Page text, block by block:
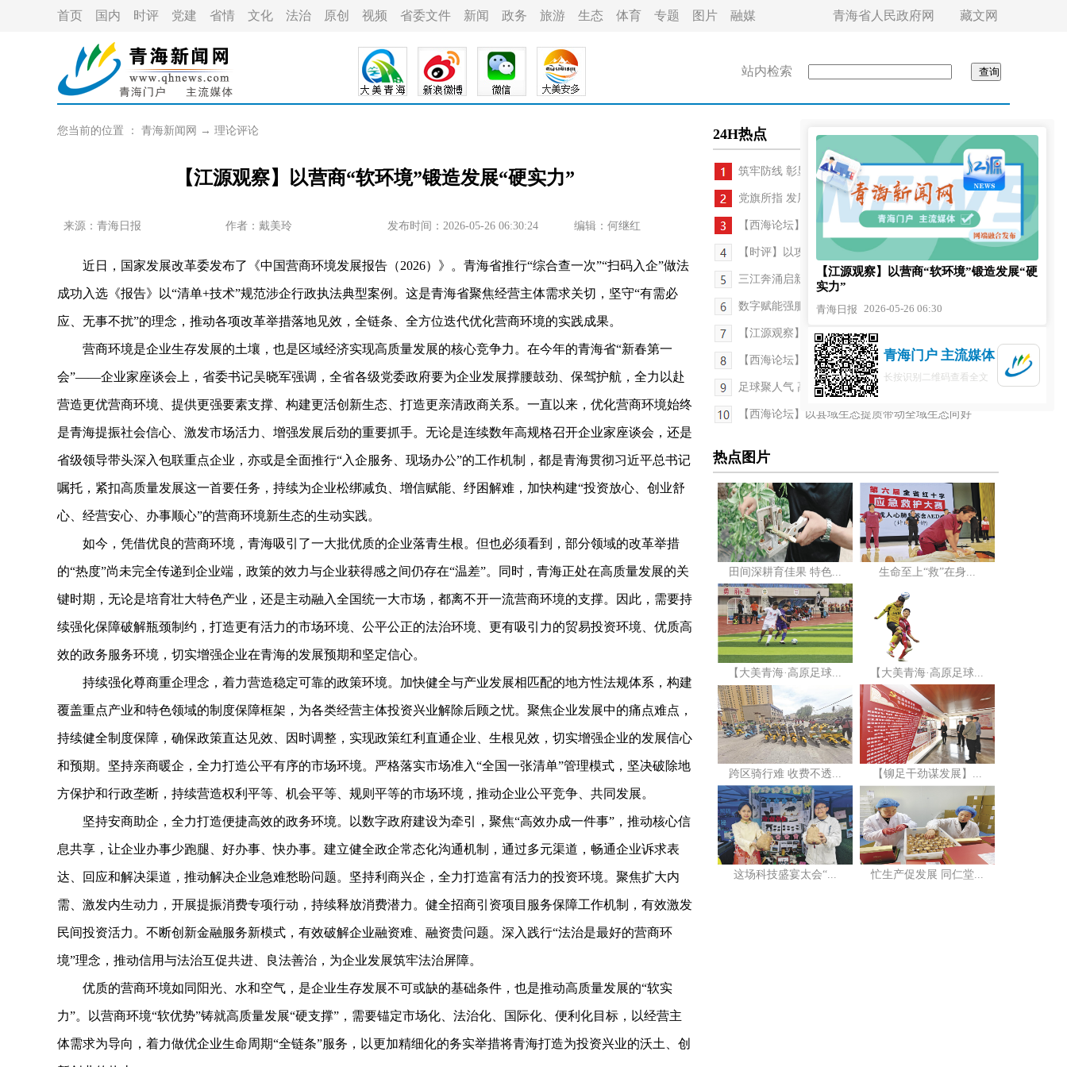
首页 国内 时评 党建 省情 文化 法治 原创 视频 省委文件 新闻 政务 旅游 生态 体育 专题 图片 融媒 青海省人民政府网 藏文网
站内检索
您当前的位置 ： 青海新闻网 → 理论评论
【江源观察】以营商“软环境”锻造发展“硬实力”
来源：青海日报 作者： 戴美玲 发布时间：2026-05-26 06:30:24 编辑：何继红
近日，国家发展改革委发布了《中国营商环境发展报告（2026）》。青海省推行“综合查一次”“扫码入企”做法
成功入选《报告》以“清单+技术”规范涉企行政执法典型案例。这是青海省聚焦经营主体需求关切，坚守“有需必
应、无事不扰”的理念，推动各项改革举措落地见效，全链条、全方位迭代优化营商环境的实践成果。
营商环境是企业生存发展的土壤，也是区域经济实现高质量发展的核心竞争力。在今年的青海省“新春第一
会”——企业家座谈会上，省委书记吴晓军强调，全省各级党委政府要为企业发展撑腰鼓劲、保驾护航，全力以赴
营造更优营商环境、提供更强要素支撑、构建更活创新生态、打造更亲清政商关系。一直以来，优化营商环境始终
是青海提振社会信心、激发市场活力、增强发展后劲的重要抓手。无论是连续数年高规格召开企业家座谈会，还是
省级领导带头深入包联重点企业，亦或是全面推行“入企服务、现场办公”的工作机制，都是青海贯彻习近平总书记
嘱托，紧扣高质量发展这一首要任务，持续为企业松绑减负、增信赋能、纾困解难，加快构建“投资放心、创业舒
心、经营安心、办事顺心”的营商环境新生态的生动实践。
如今，凭借优良的营商环境，青海吸引了一大批优质的企业落青生根。但也必须看到，部分领域的改革举措
的“热度”尚未完全传递到企业端，政策的效力与企业获得感之间仍存在“温差”。同时，青海正处在高质量发展的关
键时期，无论是培育壮大特色产业，还是主动融入全国统一大市场，都离不开一流营商环境的支撑。因此，需要持
续强化保障破解瓶颈制约，打造更有活力的市场环境、公平公正的法治环境、更有吸引力的贸易投资环境、优质高
效的政务服务环境，切实增强企业在青海的发展预期和坚定信心。
持续强化尊商重企理念，着力营造稳定可靠的政策环境。加快健全与产业发展相匹配的地方性法规体系，构建
覆盖重点产业和特色领域的制度保障框架，为各类经营主体投资兴业解除后顾之忧。聚焦企业发展中的痛点难点，
持续健全制度保障，确保政策直达见效、因时调整，实现政策红利直通企业、生根见效，切实增强企业的发展信心
和预期。坚持亲商暖企，全力打造公平有序的市场环境。严格落实市场准入“全国一张清单”管理模式，坚决破除地
方保护和行政垄断，持续营造权利平等、机会平等、规则平等的市场环境，推动企业公平竞争、共同发展。
坚持安商助企，全力打造便捷高效的政务环境。以数字政府建设为牵引，聚焦“高效办成一件事”，推动核心信
息共享，让企业办事少跑腿、好办事、快办事。建立健全政企常态化沟通机制，通过多元渠道，畅通企业诉求表
达、回应和解决渠道，推动解决企业急难愁盼问题。坚持利商兴企，全力打造富有活力的投资环境。聚焦扩大内
需、激发内生动力，开展提振消费专项行动，持续释放消费潜力。健全招商引资项目服务保障工作机制，有效激发
民间投资活力。不断创新金融服务新模式，有效破解企业融资难、融资贵问题。深入践行“法治是最好的营商环
境”理念，推动信用与法治互促共进、良法善治，为企业发展筑牢法治屏障。
优质的营商环境如同阳光、水和空气，是企业生存发展不可或缺的基础条件，也是推动高质量发展的“软实
力”。以营商环境“软优势”铸就高质量发展“硬支撑”，需要锚定市场化、法治化、国际化、便利化目标，以经营主
体需求为导向，着力做优企业生命周期“全链条”服务，以更加精细化的务实举措将青海打造为投资兴业的沃土、创
24H热点
筑牢防线 彰显担当
党旗所指 发展所向
【西海论坛】方寸之间天地宽
【时评】以攻坚之劲 筑平安之基
三江奔涌启新篇 实干笃行向未来
数字赋能强服务 青海经验全国鉴
【江源观察】产教协同如何为青海未来“储力”
【西海论坛】青海家宴，别样的烟火叙事
足球聚人气 高原添活力
【西海论坛】以县域生态提质带动全域生态向好
热点图片
田间深耕育佳果 特色... 生命至上“救”在身...
【大美青海·高原足球... 【大美青海·高原足球...
跨区骑行难 收费不透... 【铆足干劲谋发展】...
这场科技盛宴太会“... 忙生产促发展 同仁堂...
【江源观察】以营商“软环境”锻造发展“硬
实力”
青海日报 2026-05-26 06:30
青海门户 主流媒体
长按识别二维码查看全文